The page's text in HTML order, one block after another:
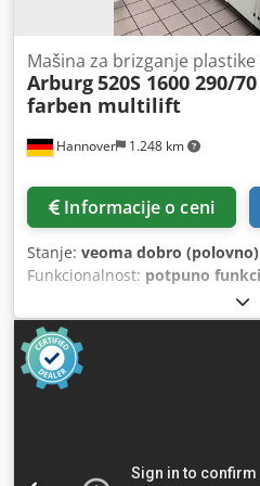
Hannover 1.248 km
Mašina za brizganje plastike
Arburg520S 1600 290/
farben multilift
Informacije o ceni
Stanje: veoma dobro (polovno)
Funkcionalnost: potpuno
, Ovde, kao trgovina
nudimo sledeću očuvanu
Naravno, bavimo se i otkupom
brizganje iz godine proizvodnje
smo veletrgovci mašinama za
miliona • Ručni rad: 86.565 sati